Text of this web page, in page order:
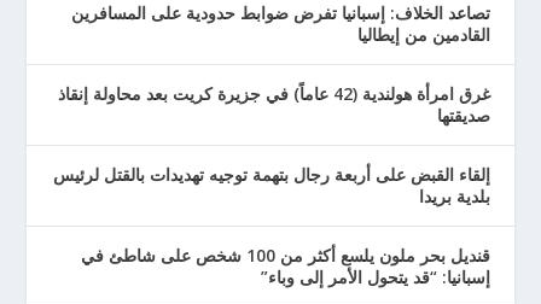
تصاعد الخلاف: إسبانيا تفرض ضوابط حدودية على المسافرين
القادمين من إيطاليا
غرق امرأة هولندية (42 عاماً) في جزيرة كريت بعد محاولة إنقاذ
صديقتها
إلقاء القبض على أربعة رجال بتهمة توجيه تهديدات بالقتل لرئيس
بلدية بريدا
قنديل بحر ملون يلسع أكثر من 100 شخص على شاطئ في
إسبانيا: “قد يتحول الأمر إلى وباء”